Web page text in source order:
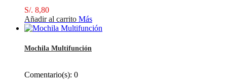
S/. 8,80
Añadir al carrito Más
Mochila Multifunción
Comentario(s): 0